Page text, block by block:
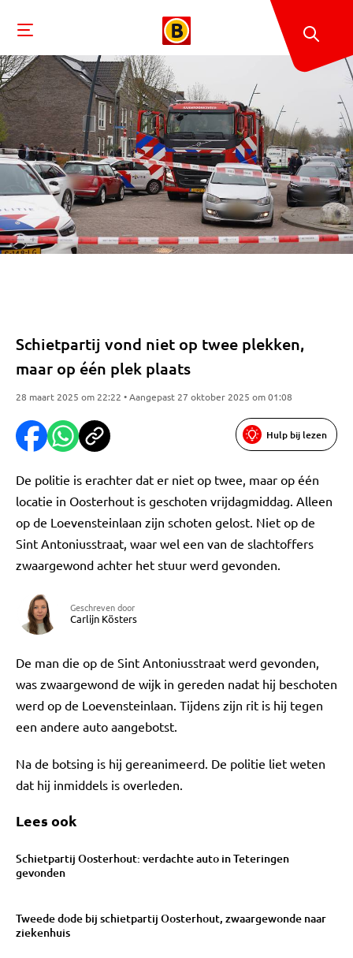
Schietpartij vond niet op twee plekken,
maar op één plek plaats
28 maart 2025 om 22:22 • Aangepast 27 oktober 2025 om 01:08
Hulp bij lezen
De politie is erachter dat er niet op twee, maar op één
locatie in Oosterhout is geschoten vrijdagmiddag. Alleen
op de Loevensteinlaan zijn schoten gelost. Niet op de
Sint Antoniusstraat, waar wel een van de slachtoffers
zwaargewond achter het stuur werd gevonden.
Geschreven door
Carlijn Kösters
De man die op de Sint Antoniusstraat werd gevonden,
was zwaargewond de wijk in gereden nadat hij beschoten
werd op de Loevensteinlaan. Tijdens zijn rit is hij tegen
een andere auto aangebotst.
Na de botsing is hij gereanimeerd. De politie liet weten
dat hij inmiddels is overleden.
Lees ook
Schietpartij Oosterhout: verdachte auto in Teteringen
gevonden
Tweede dode bij schietpartij Oosterhout, zwaargewonde naar
ziekenhuis